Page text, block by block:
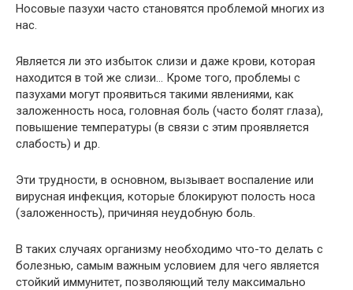
Носовые пазухи часто становятся проблемой многих из
нас.
Является ли это избыток слизи и даже крови, которая
находится в той же слизи… Кроме того, проблемы с
пазухами могут проявиться такими явлениями, как
заложенность носа, головная боль (часто болят глаза),
повышение температуры (в связи с этим проявляется
слабость) и др.
Эти трудности, в основном, вызывает воспаление или
вирусная инфекция, которые блокируют полость носа
(заложенность), причиняя неудобную боль.
В таких случаях организму необходимо что-то делать с
болезнью, самым важным условием для чего является
стойкий иммунитет, позволяющий телу максимально